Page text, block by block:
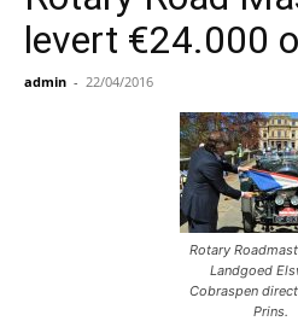
levert €24.000
admin - 22/04/2016
Rotary
Landgoed
Cobraspen
Prins.